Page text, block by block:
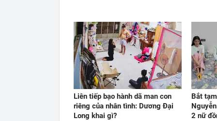
Liên tiếp bạo hành dã man con
riêng của nhân tình: Dương Đại
Long khai gì?
Bắt
2 nữ